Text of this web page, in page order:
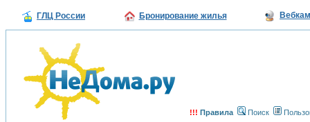
ГЛЦ России Бронирование жилья
!!! Правила Поиск